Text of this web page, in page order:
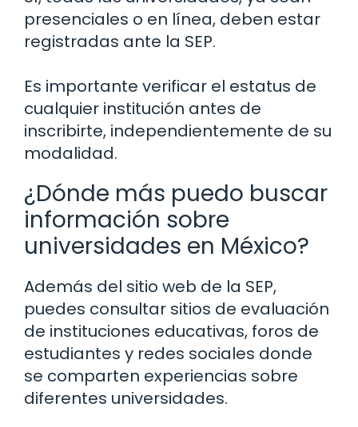
presenciales o en línea, deben estar
registradas ante la SEP.
Es importante verificar el estatus de
cualquier institución antes de
inscribirte, independientemente de su
modalidad.
¿Dónde más puedo buscar
información sobre
universidades en México?
Además del sitio web de la SEP,
puedes consultar sitios de evaluación
de instituciones educativas, foros de
estudiantes y redes sociales donde
se comparten experiencias sobre
diferentes universidades.